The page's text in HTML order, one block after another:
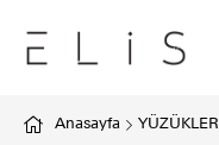
Anasayfa YÜZÜKLER